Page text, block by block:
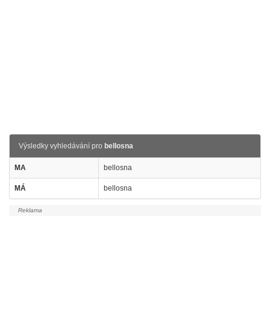
Výsledky vyhledávání pro bellosna
MA bellosna
MÁ bellosna